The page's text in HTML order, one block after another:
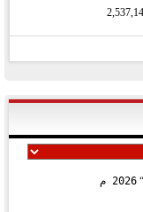
2026 م